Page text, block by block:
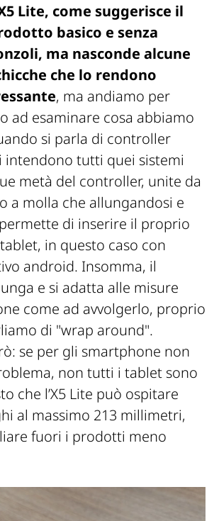
X5 Lite, come suggerisce il
basico e senza
ma nasconde alcune
che lo rendono
, ma andiamo per
ad esaminare cosa abbiamo
si parla di controller
intendono tutti quei sistemi
metà del controller, unite da
a molla che allungandosi e
di inserire il proprio
in questo caso con
android. Insomma, il
e si adatta alle misure
come ad avvolgerlo, proprio
di "wrap around".
se per gli smartphone non
non tutti i tablet sono
che l’X5 Lite può ospitare
al massimo 213 millimetri,
fuori i prodotti meno